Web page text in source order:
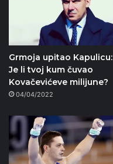
Grmoja upitao Kapulicu:
Je li tvoj kum čuvao
Kovačevićeve milijune?
04/04/2022